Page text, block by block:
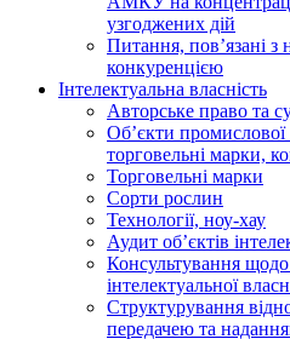
узгоджених дій
Питання, пов’язані з
конкуренцією
Інтелектуальна власність
Авторське право та
Oб’єкти промислової
торговельні марки,
Торговельні марки
Сорти рослин
Технології, ноу-хау
Аудит об’єктів
Консультування щодо
інтелектуальної
Структурування
передачею та